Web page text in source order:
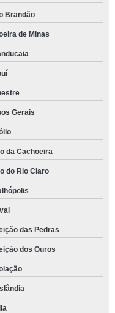
Brandão
de Minas
Gerais
da Cachoeira
do Rio Claro
das Pedras
dos Ouros